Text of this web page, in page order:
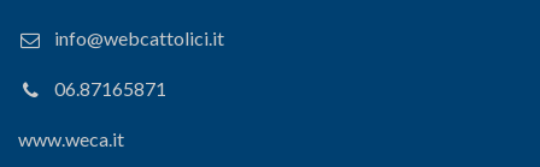
info@webcattolici.it
06.87165871
www.weca.it